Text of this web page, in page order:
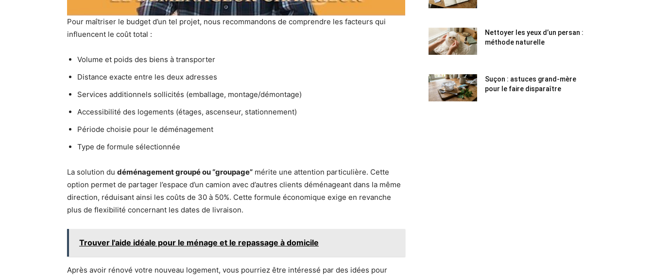
Pour maîtriser le budget d’un tel projet, nous recommandons de comprendre les facteurs qui
influencent le coût total :
Volume et poids des biens à transporter
Distance exacte entre les deux adresses
Services additionnels sollicités (emballage, montage/démontage)
Accessibilité des logements (étages, ascenseur, stationnement)
Période choisie pour le déménagement
Type de formule sélectionnée
La solution du déménagement groupé ou “groupage” mérite une attention particulière. Cette
option permet de partager l’espace d’un camion avec d’autres clients déménageant dans la même
direction, réduisant ainsi les coûts de 30 à 50%. Cette formule économique exige en revanche
plus de flexibilité concernant les dates de livraison.
Trouver l'aide idéale pour le ménage et le repassage à domicile
Après avoir rénové votre nouveau logement, vous pourriez être intéressé par des idées pour
Nettoyer les yeux d’un persan :
méthode naturelle
Suçon : astuces grand-mère
pour le faire disparaître